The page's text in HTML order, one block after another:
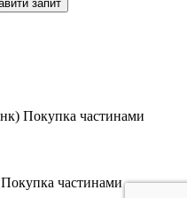
Покупка частинами
Покупка частинами